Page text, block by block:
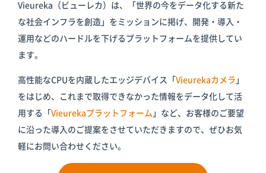
Vieureka（ビューレカ）は、「世界の今をデータ化する新た
な社会インフラを創造」をミッションに掲げ、開発・導入・
運用などのハードルを下げるプラットフォームを提供してい
ます。
高性能なCPUを内蔵したエッジデバイス「Vieurekaカメラ 」
をはじめ、これまで取得できなかった情報をデータ化して活
用する「Vieurekaプラットフォーム 」など、お客様のご要望
に沿った導入のご提案をさせていただきますので、ぜひお気
軽にお問い合わせください。